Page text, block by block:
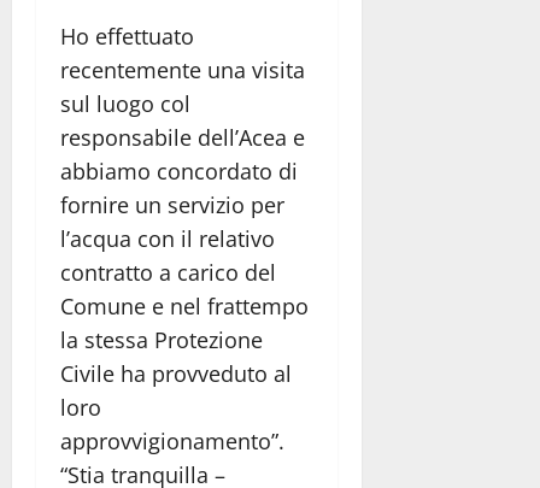
Ho effettuato
recentemente una visita
sul luogo col
responsabile dell’Acea e
abbiamo concordato di
fornire un servizio per
l’acqua con il relativo
contratto a carico del
Comune e nel frattempo
la stessa Protezione
Civile ha provveduto al
loro
approvvigionamento”.
“Stia tranquilla –